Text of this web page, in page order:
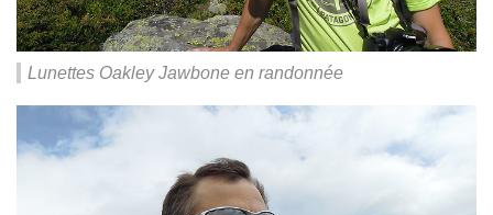
Lunettes Oakley Jawbone en randonnée